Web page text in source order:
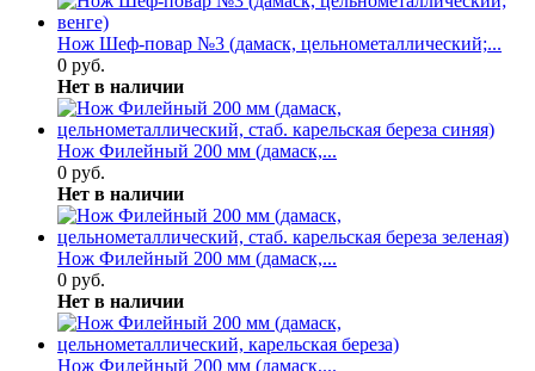
Нож Шеф-повар №3 (дамаск, цельнометаллический;...
0 руб.
Нет в наличии
Нож Филейный 200 мм (дамаск,...
0 руб.
Нет в наличии
Нож Филейный 200 мм (дамаск,...
0 руб.
Нет в наличии
Нож Филейный 200 мм (дамаск,...